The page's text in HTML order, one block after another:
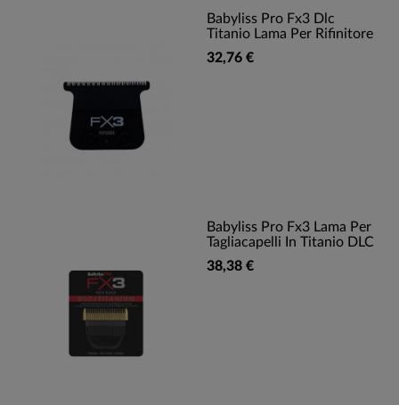
Babyliss Pro Fx3 Dlc
Titanio Lama Per Rifinitore
32,76 €
Babyliss Pro Fx3 Lama Per
Tagliacapelli In Titanio DLC
38,38 €